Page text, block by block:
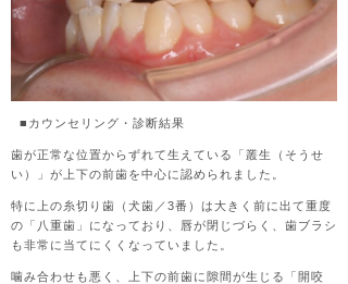
■カウンセリング・診断結果
歯が正常な位置からずれて生えている「叢生（そうせ
い）」が上下の前歯を中心に認められました。
特に上の糸切り歯（犬歯／3番）は大きく前に出て重度
の「八重歯」になっており、唇が閉じづらく、歯ブラシ
も非常に当てにくくなっていました。
噛み合わせも悪く、上下の前歯に隙間が生じる「開咬